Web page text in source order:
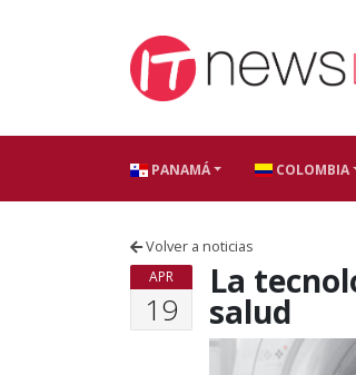
PANAMÁ COLOMBIA
Volver a noticias
APR
19
La
salud